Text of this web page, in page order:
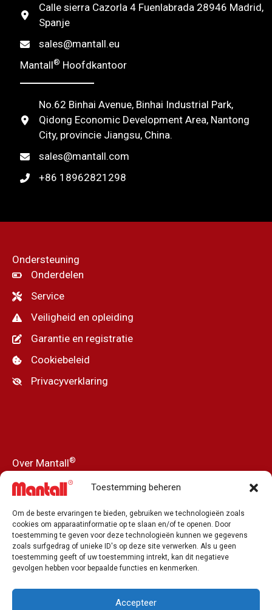
Toestemming beheren
Om de beste ervaringen te bieden, gebruiken we technologieën zoals
cookies om apparaatinformatie op te slaan en/of te openen. Door
toestemming te geven voor deze technologieën kunnen we gegevens
zoals surfgedrag of unieke ID's op deze site verwerken. Als u geen
toestemming geeft of uw toestemming intrekt, kan dit negatieve
gevolgen hebben voor bepaalde functies en kenmerken.
Accepteer
Calle sierra Cazorla 4 Fuenlabrada 28946 Madrid,
Spanje
sales@mantall.eu
Mantall® Hoofdkantoor
No.62 Binhai Avenue, Binhai Industrial Park,
Qidong Economic Development Area, Nantong
City, provincie Jiangsu, China.
sales@mantall.com
+86 18962821298
Ondersteuning
Onderdelen
Service
Veiligheid en opleiding
Garantie en registratie
Cookiebeleid
Privacyverklaring
Over Mantall®
Ons verhaal
Nieuws
Pers en media
Onze dealers
Vacature